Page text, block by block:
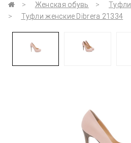
Женская обувь
Туфли
Туфли женские Dibrera 21334